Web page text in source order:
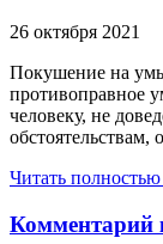
26 октября 2021
Покушение на
противоправное
человеку, не
обстоятельствам,
Читать полностью
Комментарий